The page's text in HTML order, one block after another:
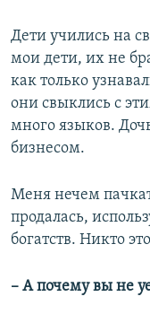
Дети учились на
мои дети, их не
как только
они свыклись с
много языков.
бизнесом.
Меня нечем
продалась,
богатств. Никто
–​ А почему вы не